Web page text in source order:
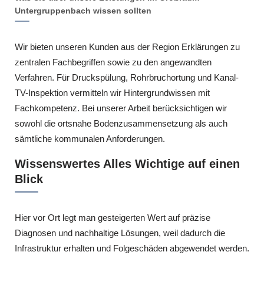
Untergruppenbach wissen sollten
Wir bieten unseren Kunden aus der Region Erklärungen zu
zentralen Fachbegriffen sowie zu den angewandten
Verfahren. Für Druckspülung, Rohrbruchortung und Kanal-
TV-Inspektion vermitteln wir Hintergrundwissen mit
Fachkompetenz. Bei unserer Arbeit berücksichtigen wir
sowohl die ortsnahe Bodenzusammensetzung als auch
sämtliche kommunalen Anforderungen.
Wissenswertes Alles Wichtige auf einen
Blick
Hier vor Ort legt man gesteigerten Wert auf präzise
Diagnosen und nachhaltige Lösungen, weil dadurch die
Infrastruktur erhalten und Folgeschäden abgewendet werden.